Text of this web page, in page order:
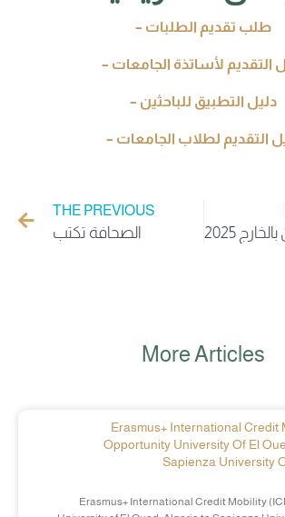
– طلب تقديم الطلبات
التقديم لأساتذة الجامعات
– دليل التطبيق للباحثين
التقديم لطلاب الجامعات
THE PREVIOUS
الصحافة تكتب
More Articles
Erasmus+ International Credit
Opportunity University Of El
Sapienza University
Erasmus+ International Credit Mobility